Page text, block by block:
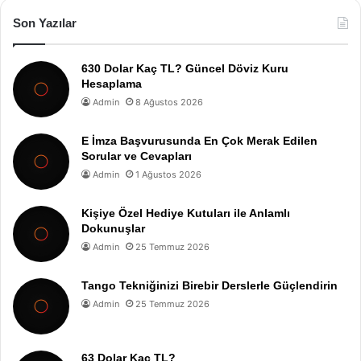
Son Yazılar
630 Dolar Kaç TL? Güncel Döviz Kuru
Hesaplama
Admin 8 Ağustos 2026
E İmza Başvurusunda En Çok Merak Edilen
Sorular ve Cevapları
Admin 1 Ağustos 2026
Kişiye Özel Hediye Kutuları ile Anlamlı
Dokunuşlar
Admin 25 Temmuz 2026
Tango Tekniğinizi Birebir Derslerle Güçlendirin
Admin 25 Temmuz 2026
63 Dolar Kaç TL?